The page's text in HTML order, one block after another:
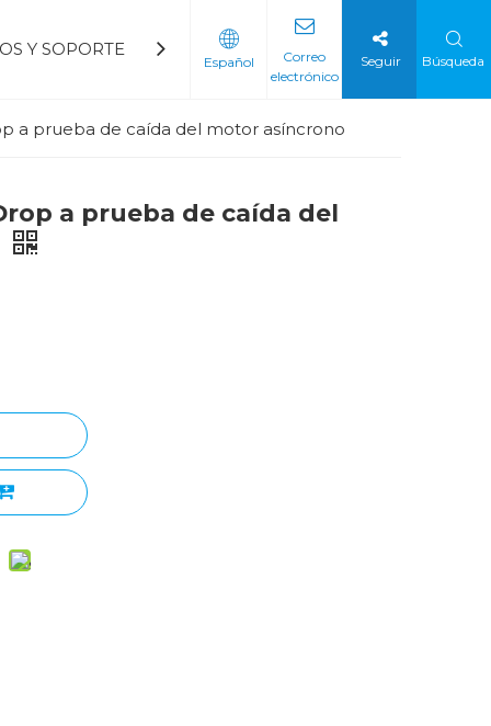
Y SOPORTE BLOGS CONTÁCTENOS
Español
Correo
electrónico
Seguir Búsqueda
a prueba de caída del motor asíncrono
a prueba de caída del